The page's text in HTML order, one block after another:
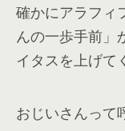
確かにアラフィ
んの一歩手前」
イタスを上げて
おじいさんっ